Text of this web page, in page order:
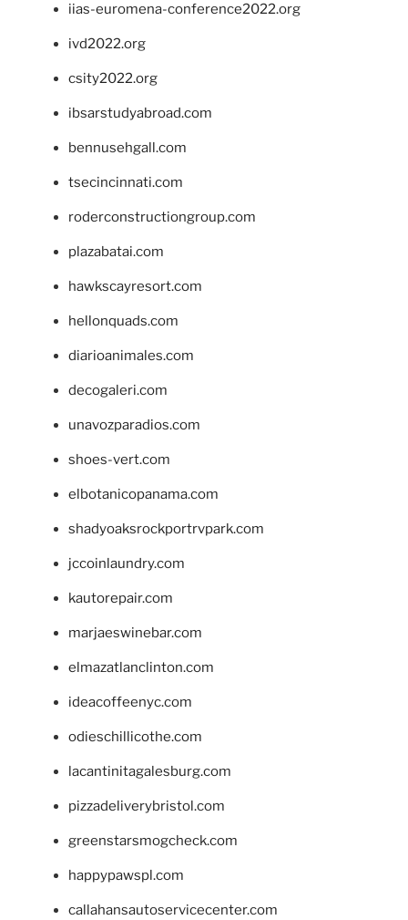
iias-euromena-conference2022.org
ivd2022.org
csity2022.org
ibsarstudyabroad.com
bennusehgall.com
tsecincinnati.com
roderconstructiongroup.com
plazabatai.com
hawkscayresort.com
hellonquads.com
diarioanimales.com
decogaleri.com
unavozparadios.com
shoes-vert.com
elbotanicopanama.com
shadyoaksrockportrvpark.com
jccoinlaundry.com
kautorepair.com
marjaeswinebar.com
elmazatlanclinton.com
ideacoffeenyc.com
odieschillicothe.com
lacantinitagalesburg.com
pizzadeliverybristol.com
greenstarsmogcheck.com
happypawspl.com
callahansautoservicecenter.com